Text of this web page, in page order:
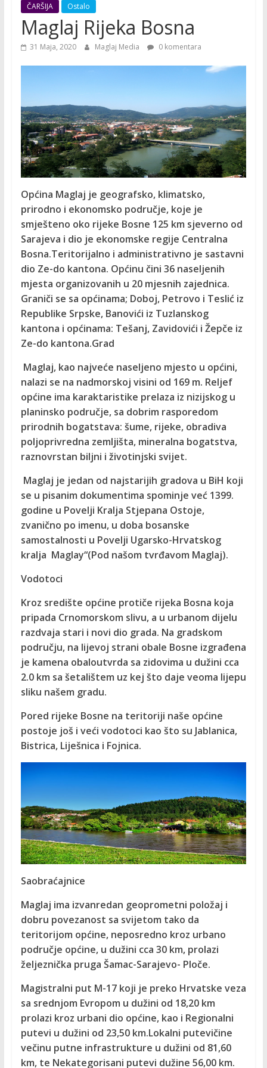
ČARŠIJA Ostalo
Maglaj Rijeka Bosna
31 Maja, 2020 Maglaj Media 0 komentara
Općina Maglaj je geografsko, klimatsko,
prirodno i ekonomsko područje, koje je
smješteno oko rijeke Bosne 125 km sjeverno od
Sarajeva i dio je ekonomske regije Centralna
Bosna.Teritorijalno i administrativno je sastavni
dio Ze-do kantona. Općinu čini 36 naseljenih
mjesta organizovanih u 20 mjesnih zajednica.
Graniči se sa općinama; Doboj, Petrovo i Teslić iz
Republike Srpske, Banovići iz Tuzlanskog
kantona i općinama: Tešanj, Zavidovići i Žepče iz
Ze-do kantona.Grad
Maglaj, kao najveće naseljeno mjesto u općini,
nalazi se na nadmorskoj visini od 169 m. Reljef
općine ima karaktaristike prelaza iz nizijskog u
planinsko područje, sa dobrim rasporedom
prirodnih bogatstava: šume, rijeke, obradiva
poljoprivredna zemljišta, mineralna bogatstva,
raznovrstan biljni i životinjski svijet.
Maglaj je jedan od najstarijih gradova u BiH koji
se u pisanim dokumentima spominje već 1399.
godine u Povelji Kralja Stjepana Ostoje,
zvanično po imenu, u doba bosanske
samostalnosti u Povelji Ugarsko-Hrvatskog
kralja Maglay“(Pod našom tvrđavom Maglaj).
Vodotoci
Kroz središte općine protiče rijeka Bosna koja
pripada Crnomorskom slivu, a u urbanom dijelu
razdvaja stari i novi dio grada. Na gradskom
području, na lijevoj strani obale Bosne izgrađena
je kamena obaloutvrda sa zidovima u dužini cca
2.0 km sa šetalištem uz kej što daje veoma lijepu
sliku našem gradu.
Pored rijeke Bosne na teritoriji naše općine
postoje još i veći vodotoci kao što su Jablanica,
Bistrica, Liješnica i Fojnica.
Saobraćajnice
Maglaj ima izvanredan geoprometni položaj i
dobru povezanost sa svijetom tako da
teritorijom općine, neposredno kroz urbano
područje općine, u dužini cca 30 km, prolazi
željeznička pruga Šamac-Sarajevo- Ploče.
Magistralni put M-17 koji je preko Hrvatske veza
sa srednjom Evropom u dužini od 18,20 km
prolazi kroz urbani dio općine, kao i Regionalni
putevi u dužini od 23,50 km.Lokalni putevičine
večinu putne infrastrukture u dužini od 81,60
km, te Nekategorisani putevi dužine 56,00 km.